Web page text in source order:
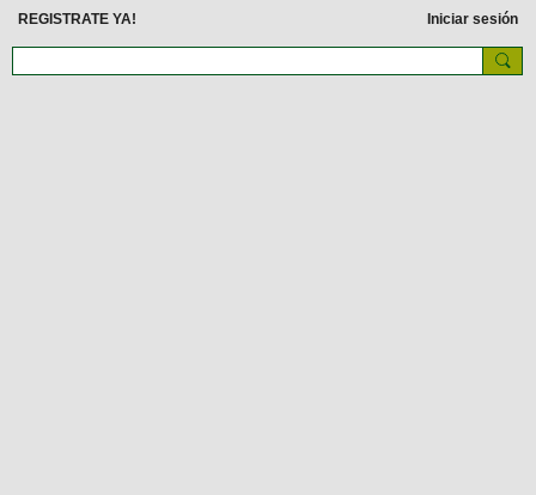
REGISTRATE YA! Iniciar sesión